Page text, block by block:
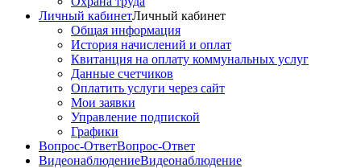
Личный кабинетЛичный кабинет
Общая информация
История начислений и оплат
Квитанция на оплату коммунальных услуг
Данные счетчиков
Оплатить услуги через сайт
Мои заявки
Управление подпиской
Графики
Вопрос-ОтветВопрос-Ответ
ВидеонаблюдениеВидеонаблюдение